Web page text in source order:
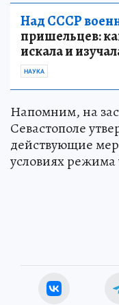
Над СССР
пришельцев:
искала и
НАУКА
Напомним, на
Севастополе
действующие
условиях